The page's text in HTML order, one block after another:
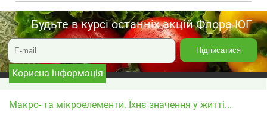
Будьте в курсі останніх акцій Флора ЮГ
Корисна інформація
Макро- та мікроелементи. Їхнє значення у житті...